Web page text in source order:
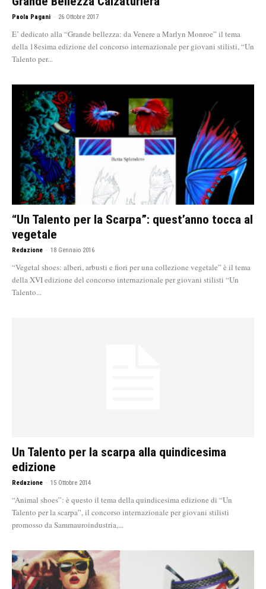
Paola Pagani - 26 Ottobre 2017
E’ dedicato alla “Grande bellezza: da Venere a Marlyn Monroe” il tema
della 18esima edizione del concorso internazionale per giovani stilisti, “Un
Talento per...
“Un Talento per la Scarpa”: quest’anno tocca al
vegetale
Redazione - 18 Gennaio 2016
“Vegetal shoes: alberi, arbusti e fiori per una collezione vegetale” è il tema
della XVI edizione del concorso internazionale per giovani stilisti “Un
Talento...
Un Talento per la scarpa alla quindicesima
edizione
Redazione - 15 Ottobre 2014
“Animal shoes”: è questo il tema della quindicesima edizione di “Un
Talento per la scarpa”, il concorso internazionale per giovani stilisti
promosso da Sammauroindustria,...